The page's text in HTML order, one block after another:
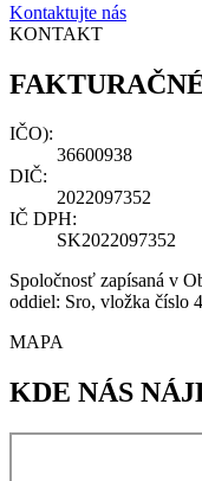
Kontaktujte nás
KONTAKT
IČO):
36600938
DIČ:
2022097352
IČ DPH:
SK2022097352
Spoločnosť zapísaná v
oddiel: Sro, vložka číslo
MAPA
KDE NÁS